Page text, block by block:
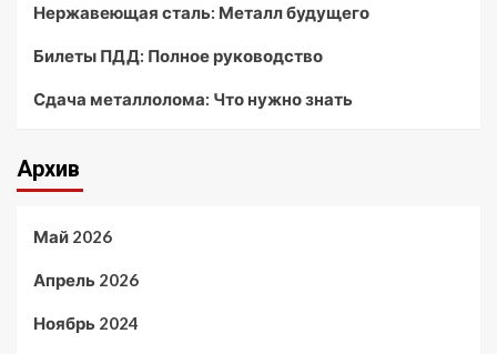
Нержавеющая сталь: Металл будущего
Билеты ПДД: Полное руководство
Сдача металлолома: Что нужно знать
Архив
Май 2026
Апрель 2026
Ноябрь 2024